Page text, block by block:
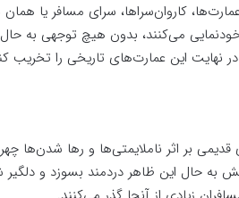
کاروان‌سراها، سرای مسافر یا همان
خودنمایی می‌کنند، بدون هیچ توجهی به
نهایت این عمارت‌های تاریخی را تخریب
بر اثر ناملایمتی‌ها و رها شدن‌ها
به حال این ظاهر دردمند بسوزد و دلگیر